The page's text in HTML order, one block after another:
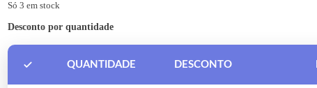
Só 3 em stock
Desconto por quantidade
QUANTIDADE DESCONTO